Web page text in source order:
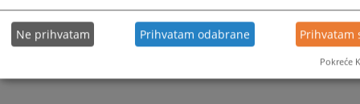
Ne prihvatam Prihvatam odabrane Prihvatam
Pokreće